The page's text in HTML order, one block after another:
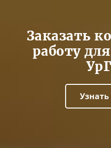
Заказать
работу